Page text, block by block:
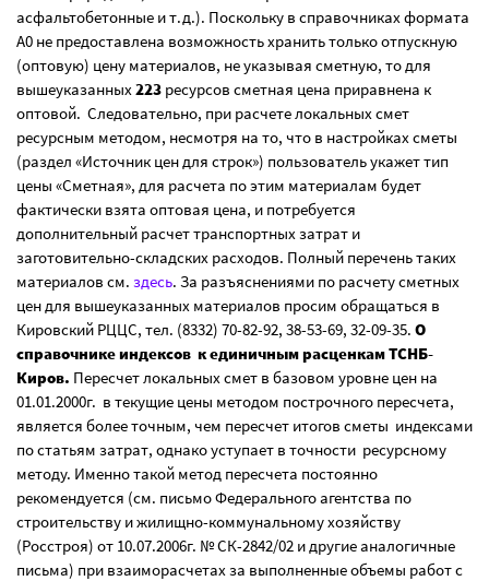
асфальтобетонные и т.д.). Поскольку в справочниках формата
А0 не предоставлена возможность хранить только отпускную
(оптовую) цену материалов, не указывая сметную, то для
вышеуказанных 223 ресурсов сметная цена приравнена к
оптовой. Следовательно, при расчете локальных смет
ресурсным методом, несмотря на то, что в настройках сметы
(раздел «Источник цен для строк») пользователь укажет тип
цены «Сметная», для расчета по этим материалам будет
фактически взята оптовая цена, и потребуется
дополнительный расчет транспортных затрат и
заготовительно-складских расходов. Полный перечень таких
материалов см. здесь. За разъяснениями по расчету сметных
цен для вышеуказанных материалов просим обращаться в
Кировский РЦЦС, тел. (8332) 70-82-92, 38-53-69, 32-09-35. О
справочнике индексов к единичным расценкам ТСНБ-
Киров. Пересчет локальных смет в базовом уровне цен на
01.01.2000г. в текущие цены методом построчного пересчета,
является более точным, чем пересчет итогов сметы индексами
по статьям затрат, однако уступает в точности ресурсному
методу. Именно такой метод пересчета постоянно
рекомендуется (см. письмо Федерального агентства по
строительству и жилищно-коммунальному хозяйству
(Росстроя) от 10.07.2006г. № СК-2842/02 и другие аналогичные
письма) при взаиморасчетах за выполненные объемы работ с